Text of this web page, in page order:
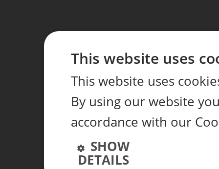
This website uses
This website uses
By using our website
accordance with our
SHOW
DETAILS